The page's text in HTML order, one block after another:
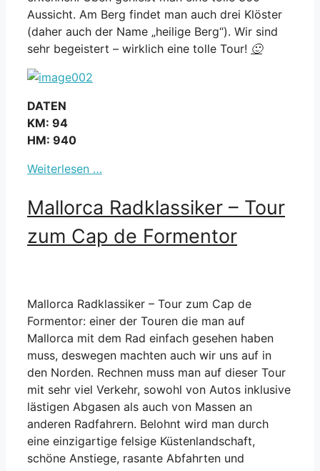
Aussicht. Am Berg findet man auch drei Klöster
(daher auch der Name „heilige Berg“). Wir sind
sehr begeistert – wirklich eine tolle Tour! 🙂
DATEN
KM: 94
HM: 940
Weiterlesen …
Mallorca Radklassiker – Tour
zum Cap de Formentor
Mallorca Radklassiker – Tour zum Cap de
Formentor: einer der Touren die man auf
Mallorca mit dem Rad einfach gesehen haben
muss, deswegen machten auch wir uns auf in
den Norden. Rechnen muss man auf dieser Tour
mit sehr viel Verkehr, sowohl von Autos inklusive
lästigen Abgasen als auch von Massen an
anderen Radfahrern. Belohnt wird man durch
eine einzigartige felsige Küstenlandschaft,
schöne Anstiege, rasante Abfahrten und